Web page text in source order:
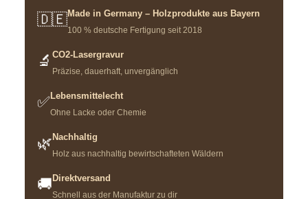
🇩🇪Made in Germany – Holzprodukte aus Bayern
100 % deutsche Fertigung seit 2018
🔬 CO2-Lasergravur
Präzise, dauerhaft, unvergänglich
✅ Lebensmittelecht
Ohne Lacke oder Chemie
🌿 Nachhaltig
Holz aus nachhaltig bewirtschafteten Wäldern
🚚 Direktversand
Schnell aus der Manufaktur zu dir